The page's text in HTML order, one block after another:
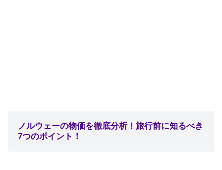
ノルウェーの物価を徹底分析！旅行前に知るべき
7つのポイント！